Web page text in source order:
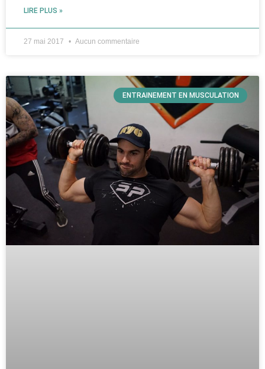
LIRE PLUS »
27 mai 2017 Aucun commentaire
ENTRAINEMENT EN MUSCULATION